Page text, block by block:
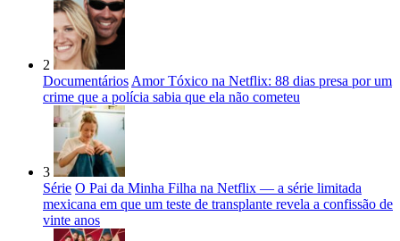
2
Documentários Amor Tóxico na Netflix: 88 dias presa por um
crime que a polícia sabia que ela não cometeu
3
Série O Pai da Minha Filha na Netflix — a série limitada
mexicana em que um teste de transplante revela a confissão de
vinte anos